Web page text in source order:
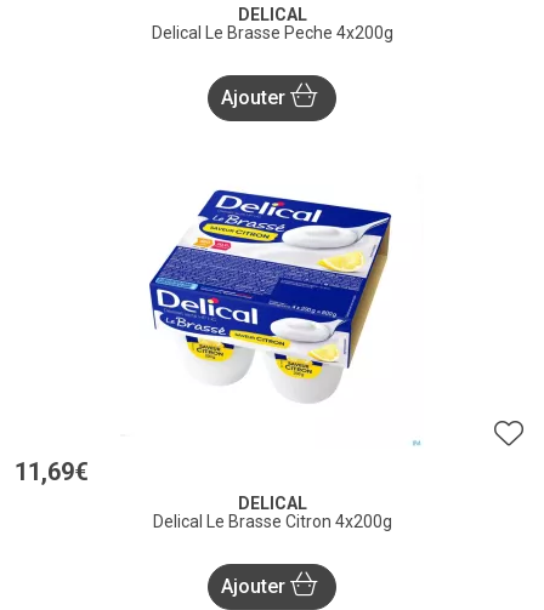
DELICAL
Delical Le Brasse Peche 4x200g
Ajouter
11 ,69€
DELICAL
Delical Le Brasse Citron 4x200g
Ajouter